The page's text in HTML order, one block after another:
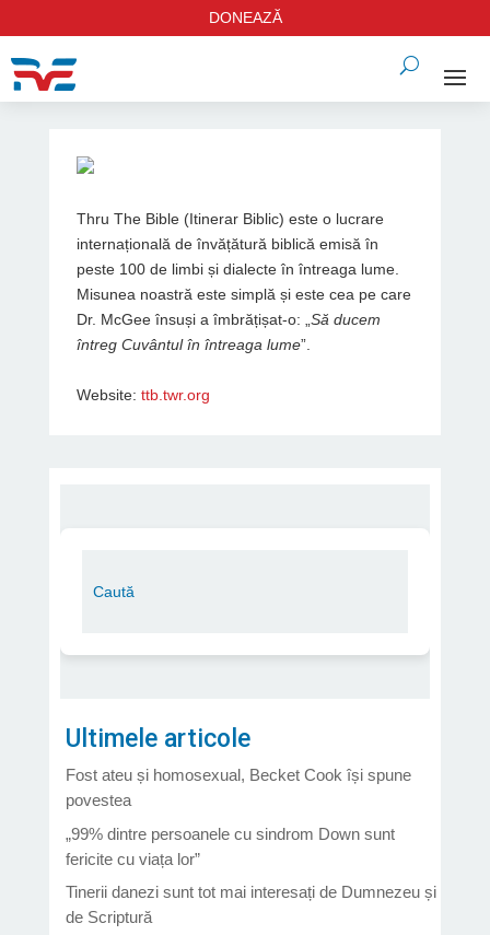
DONEAZĂ
Thru The Bible (Itinerar Biblic) este o lucrare
internațională de învățătură biblică emisă în
peste 100 de limbi și dialecte în întreaga lume.
Misunea noastră este simplă și este cea pe care
Dr. McGee însuși a îmbrățișat-o: „ Să ducem
întreg Cuvântul în întreaga lume”.
Website: ttb.twr.org
Ultimele articole
Fost ateu și homosexual, Becket Cook își spune
povestea
„99% dintre persoanele cu sindrom Down sunt
fericite cu viața lor”
Tinerii danezi sunt tot mai interesați de Dumnezeu și
de Scriptură